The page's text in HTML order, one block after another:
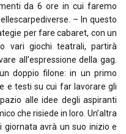
da 6 ore in cui faremo
– In questo
per fare cabaret, con un
vari giochi teatrali, partirà
all’espressione della gag.
doppio filone: in un primo
e testi su cui far lavorare gli
alle idee degli aspiranti
che risiede in loro. Un’altra
avrà un suo inizio e